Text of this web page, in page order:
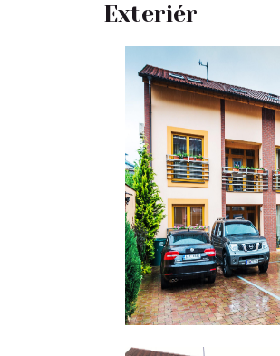
Exteriér